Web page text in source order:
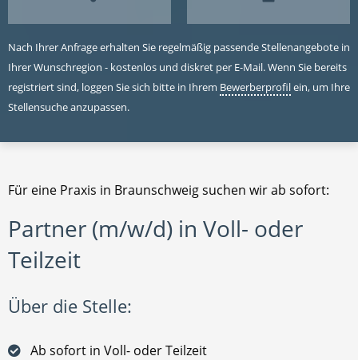
Nach Ihrer Anfrage erhalten Sie regelmäßig passende Stellenangebote in
Ihrer Wunschregion - kostenlos und diskret per E-Mail. Wenn Sie bereits
registriert sind, loggen Sie sich bitte in Ihrem Bewerberprofilein, um Ihre
Stellensuche anzupassen.
Für eine Praxis in Braunschweig suchen wir ab sofort:
Partner (m/w/d) in Voll- oder
Teilzeit
Über die Stelle:
Ab sofort in Voll- oder Teilzeit